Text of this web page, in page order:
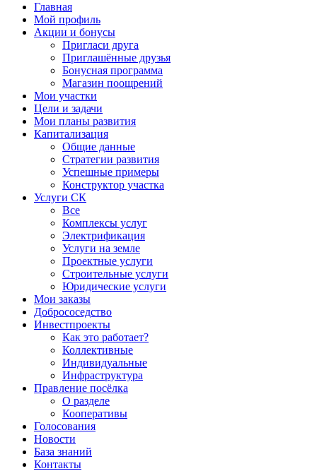
Главная
Мой профиль
Акции и бонусы
Пригласи друга
Приглашённые друзья
Бонусная программа
Магазин поощрений
Мои участки
Цели и задачи
Мои планы развития
Капитализация
Общие данные
Стратегии развития
Успешные примеры
Конструктор участка
Услуги СК
Все
Комплексы услуг
Электрификация
Услуги на земле
Проектные услуги
Строительные услуги
Юридические услуги
Мои заказы
Добрососедство
Инвестпроекты
Как это работает?
Коллективные
Индивидуальные
Инфраструктура
Правление посёлка
О разделе
Кооперативы
Голосования
Новости
База знаний
Контакты